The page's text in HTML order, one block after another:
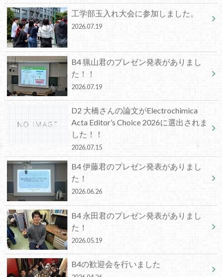
工学部玉入れ大会に参加しました。
2026.07.19
B4 猟山君のプレゼン発表がありまし
た！！
2026.07.19
D2 大橋さんの論文がElectrochimica
Acta Editor’s Choice 2026に選出されま
した！！
2026.07.15
B4 伊藤君のプレゼン発表がありまし
た！
2026.06.26
B4 永田君のプレゼン発表がありまし
た！
2026.05.19
B4の歓迎会を行いました